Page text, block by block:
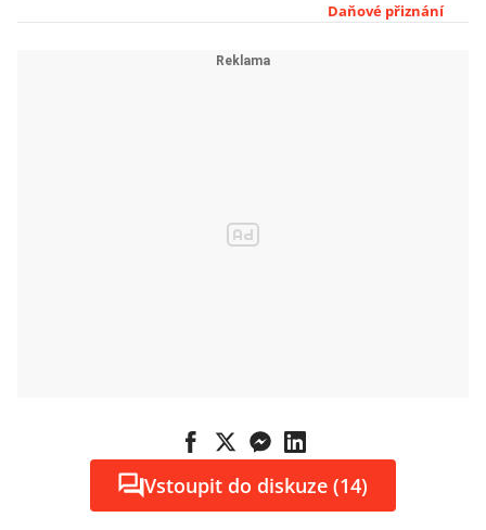
rodině: Daň
Daňové přiznání
Vstoupit do diskuze (14)